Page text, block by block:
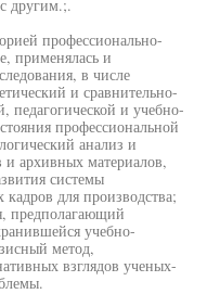
другим.;.
профессионально-
применялась и
в числе
и сравнительно-
педагогической и учебно-
профессиональной
анализ и
архивных материалов,
системы
для производства;
предполагающий
учебно-
метод,
взглядов ученых-